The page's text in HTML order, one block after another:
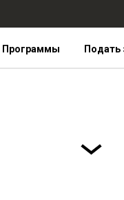
Программы Подать